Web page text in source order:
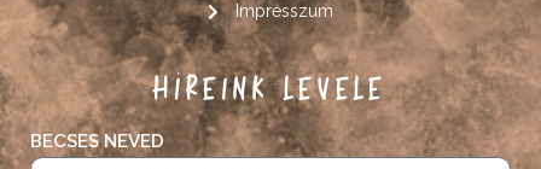
Impresszum
HÍREINK LEVELE
BECSES NEVED